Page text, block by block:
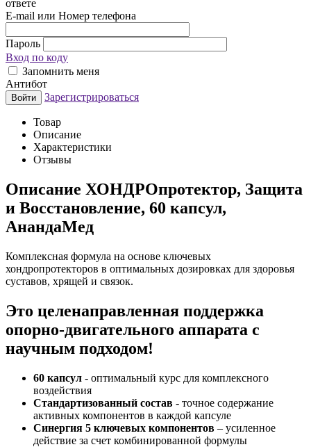
ответе
E-mail или Номер телефона
Пароль
Вход по коду
Запомнить меня
Антибот
Войти Зарегистрироваться
Товар
Описание
Характеристики
Отзывы
Описание ХОНДРОпротектор, Защита
и Восстановление, 60 капсул,
АнандаМед
Комплексная формула на основе ключевых
хондропротекторов в оптимальных дозировках для здоровья
суставов, хрящей и связок.
Это целенаправленная поддержка
опорно-двигательного аппарата с
научным подходом!
60 капсул - оптимальный курс для комплексного
воздействия
Стандартизованный состав - точное содержание
активных компонентов в каждой капсуле
Синергия 5 ключевых компонентов – усиленное
действие за счет комбинированной формулы